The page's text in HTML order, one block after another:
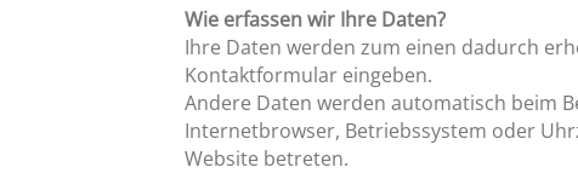
Wie erfassen wir Ihre Daten?
Ihre Daten werden zum einen dadurch
Kontaktformular eingeben.
Andere Daten werden automatisch beim
Internetbrowser, Betriebssystem oder
Website betreten.